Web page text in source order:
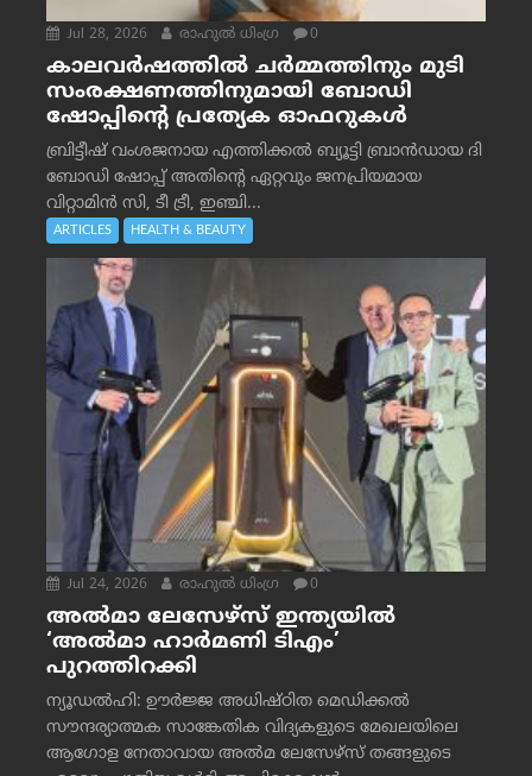
Jul 28, 2026 രാഹുല്‍ ധിംഗ്ര 0
കാലവർഷത്തിൽ ചർമ്മത്തിനും മുടി
സംരക്ഷണത്തിനുമായി ബോഡി
ഷോപ്പിന്റെ പ്രത്യേക ഓഫറുകൾ
ബ്രിട്ടീഷ് വംശജനായ എത്തിക്കൽ ബ്യൂട്ടി ബ്രാൻഡായ ദി
ബോഡി ഷോപ്പ് അതിന്റെ ഏറ്റവും ജനപ്രിയമായ
വിറ്റാമിൻ സി, ടീ ട്രീ, ഇഞ്ചി...
ARTICLES HEALTH & BEAUTY
Jul 24, 2026 രാഹുല്‍ ധിംഗ്ര 0
അൽമാ ലേസേഴ്സ് ഇന്ത്യയിൽ
‘അൽമാ ഹാർമണി ടിഎം’
പുറത്തിറക്കി
ന്യൂഡൽഹി: ഊർജ്ജ അധിഷ്ഠിത മെഡിക്കൽ
സൗന്ദര്യാത്മക സാങ്കേതിക വിദ്യകളുടെ മേഖലയിലെ
ആഗോള നേതാവായ അൽമ ലേസേഴ്സ് തങ്ങളുടെ